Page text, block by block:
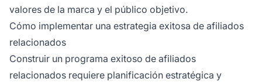
valores de la marca y el público objetivo.
Cómo implementar una estrategia exitosa de afiliados
relacionados
Construir un programa exitoso de afiliados
relacionados requiere planificación estratégica y